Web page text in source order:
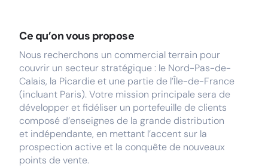
Ce qu’on vous propose
Nous recherchons un commercial terrain pour
couvrir un secteur stratégique : le Nord-Pas-de-
Calais, la Picardie et une partie de l’Île-de-France
(incluant Paris). Votre mission principale sera de
développer et fidéliser un portefeuille de clients
composé d’enseignes de la grande distribution
et indépendante, en mettant l’accent sur la
prospection active et la conquête de nouveaux
points de vente.